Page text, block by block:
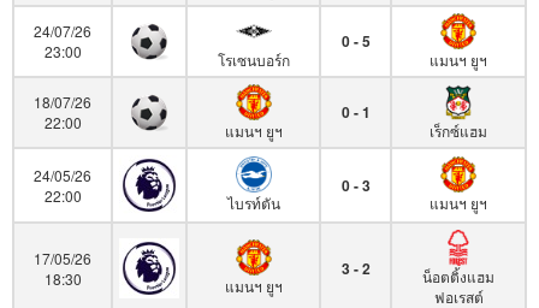
24/07/26
23:00
โรเซนบอร์ก
0 - 5
แมนฯ ยูฯ
18/07/26
22:00
แมนฯ ยูฯ
0 - 1
เร็กซ์แฮม
24/05/26
22:00
ไบรท์ตัน
0 - 3
แมนฯ ยูฯ
17/05/26
18:30
แมนฯ ยูฯ
3 - 2
น็อตติ้งแฮม
ฟอเรสต์